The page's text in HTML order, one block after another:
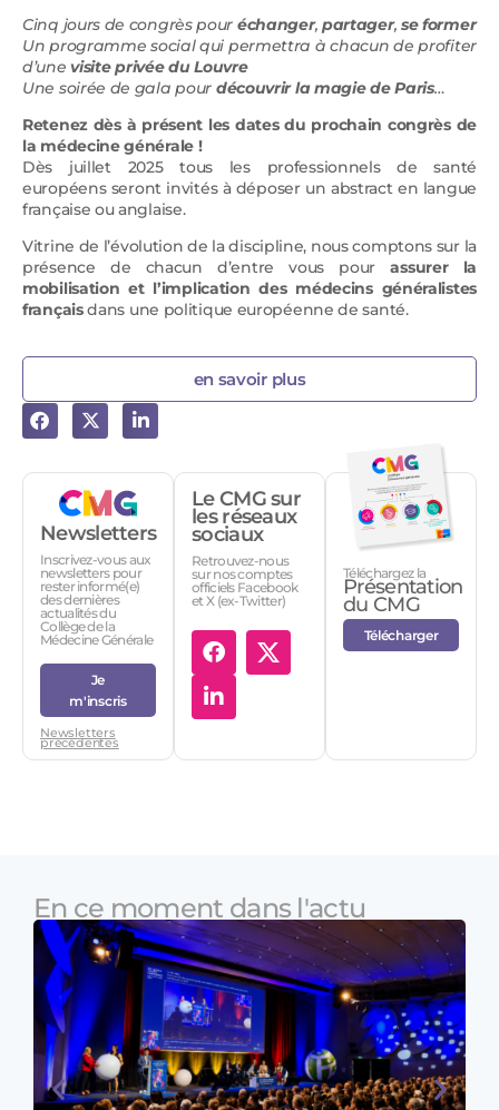
Cinq jours de congrès pour échanger, partager, se former
Un programme social qui permettra à chacun de profiter
d’unevisite privée du Louvre
Une soirée de gala pour découvrir la magie de Paris…
Retenez dès à présent les dates du prochain congrès de
la médecine générale !
Dès juillet 2025 tous les professionnels de santé
européens seront invités à déposer un abstract en langue
française ou anglaise.
Vitrine de l’évolution de la discipline, nous comptons sur la
présence de chacun d’entre vous pourassurer la
mobilisation et l’implication des médecins généralistes
françaisdans une politique européenne de santé.
en savoir plus
Newsletters
Inscrivez-vous aux
newsletters pour
rester informé(e)
des dernières
actualités du
Collège de la
Médecine Générale
Je
m'inscris
Newsletters
précédentes
Le CMG sur
les réseaux
sociaux
Retrouvez-nous
sur nos comptes
officiels Facebook
et X (ex-Twitter)
Téléchargez la
Présentation
du CMG
Télécharger
En ce moment dans l'actu